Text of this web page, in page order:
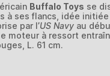
Buffalo Toys se
à ses flancs, idée
par l’US Navy au
moteur à ressort
L. 61 cm.